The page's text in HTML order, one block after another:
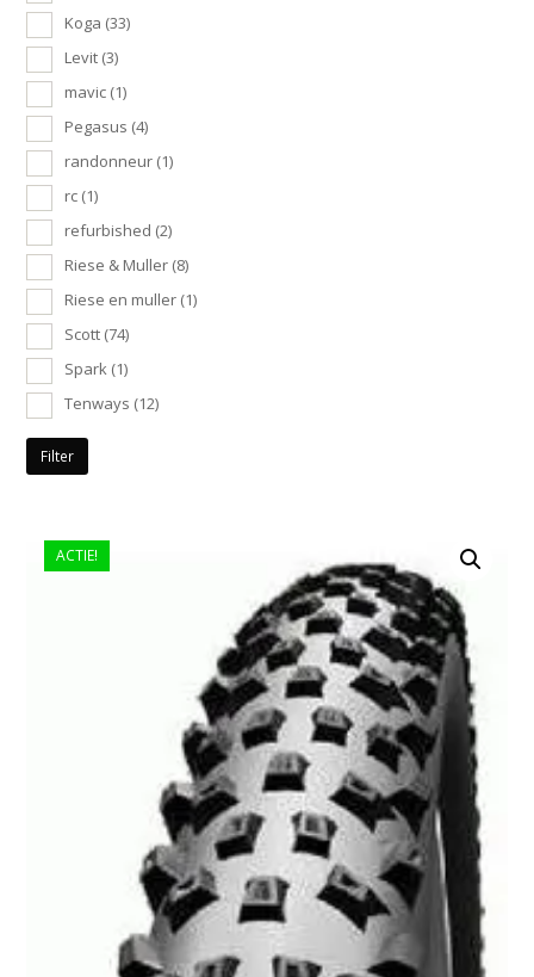
Koga (33)
Levit (3)
mavic (1)
Pegasus (4)
randonneur (1)
rc (1)
refurbished (2)
Riese & Muller (8)
Riese en muller (1)
Scott (74)
Spark (1)
Tenways (12)
Filter
ACTIE!